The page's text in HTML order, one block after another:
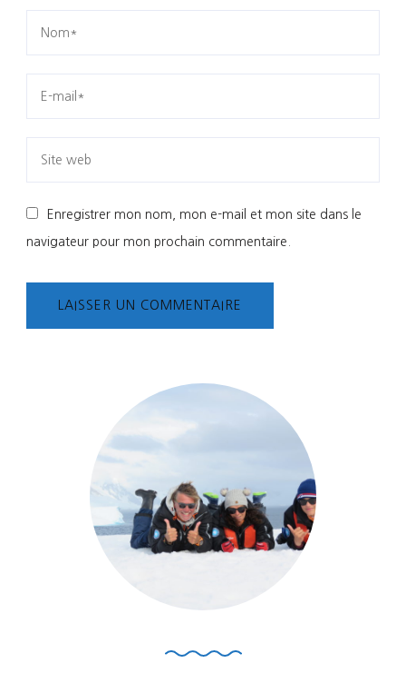
Enregistrer mon nom, mon e-mail et mon site dans le
navigateur pour mon prochain commentaire.